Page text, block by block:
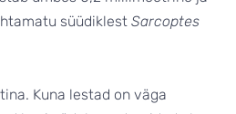
süüdiklest Sarcoptes
Kuna lestad on väga